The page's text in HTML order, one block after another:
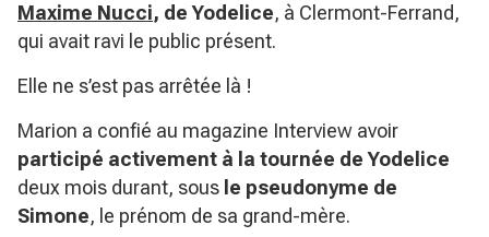
Maxime Nucci, de Yodelice, à Clermont-Ferrand,
qui avait ravi le public présent.
Elle ne s’est pas arrêtée là !
Marion a confié au magazine Interview avoir
participé activement à la tournée de Yodelice
deux mois durant, sous le pseudonyme de
Simone, le prénom de sa grand-mère.